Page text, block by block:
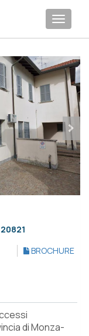
BROCHURE
di Monza-